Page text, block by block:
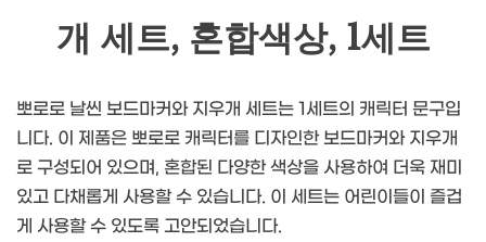
개 세트, 혼합색상, 1세트
뽀로로 날씬 보드마커와 지우개 세트는 1세트의 캐릭터 문구입
니다. 이 제품은 뽀로로 캐릭터를 디자인한 보드마커와 지우개
로 구성되어 있으며, 혼합된 다양한 색상을 사용하여 더욱 재미
있고 다채롭게 사용할 수 있습니다. 이 세트는 어린이들이 즐겁
게 사용할 수 있도록 고안되었습니다.